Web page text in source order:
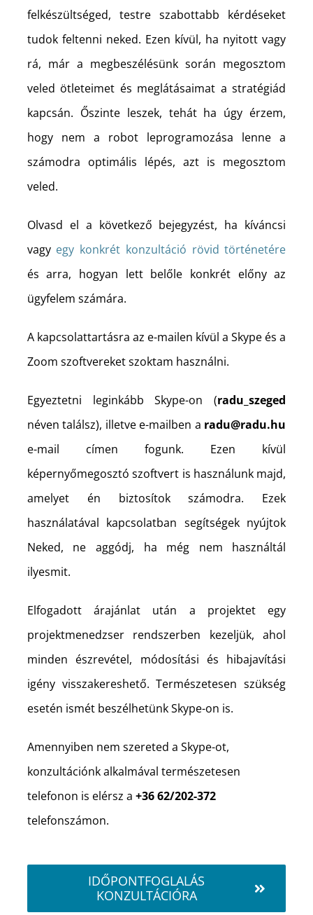
felkészültséged, testre szabottabb kérdéseket
tudok feltenni neked. Ezen kívül, ha nyitott vagy
rá, már a megbeszélésünk során megosztom
veled ötleteimet és meglátásaimat a stratégiád
kapcsán. Őszinte leszek, tehát ha úgy érzem,
hogy nem a robot leprogramozása lenne a
számodra optimális lépés, azt is megosztom
veled.
Olvasd el a következő bejegyzést, ha kíváncsi
vagy egy konkrét konzultáció rövid történetére
és arra, hogyan lett belőle konkrét előny az
ügyfelem számára.
A kapcsolattartásra az e-mailen kívül a Skype és a
Zoom szoftvereket szoktam használni.
Egyeztetni leginkább Skype-on (radu_szeged
néven találsz), illetve e-mailben a radu@radu.hu
e-mail címen fogunk. Ezen kívül
képernyőmegosztó szoftvert is használunk majd,
amelyet én biztosítok számodra. Ezek
használatával kapcsolatban segítségek nyújtok
Neked, ne aggódj, ha még nem használtál
ilyesmit.
Elfogadott árajánlat után a projektet egy
projektmenedzser rendszerben kezeljük, ahol
minden észrevétel, módosítási és hibajavítási
igény visszakereshető. Természetesen szükség
esetén ismét beszélhetünk Skype-on is.
Amennyiben nem szereted a Skype-ot,
konzultációnk alkalmával természetesen
telefonon is elérsz a +36 62/202-372
telefonszámon.
IDŐPONTFOGLALÁS
KONZULTÁCIÓRA